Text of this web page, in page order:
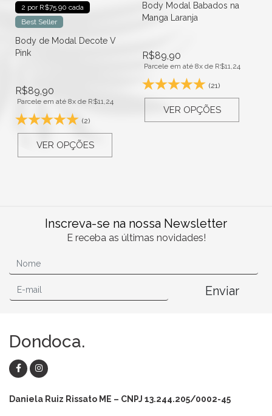
2 por R$75.90 cada
Best Seller
Body de Modal Decote V
Pink
R$89,90
Parcele em até 8x de R$11,24
(2)
VER OPÇÕES
Body Modal Babados na
Manga Laranja
R$89,90
Parcele em até 8x de R$11,24
(21)
VER OPÇÕES
Inscreva-se na nossa Newsletter
E receba as últimas novidades!
Enviar
Dondoca.
Daniela Ruiz Rissato ME – CNPJ 13.244.205/0002-45